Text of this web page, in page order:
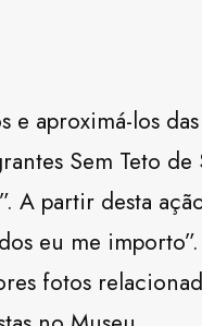
aproximá-los
Sem Teto de
A partir desta
eu me
fotos